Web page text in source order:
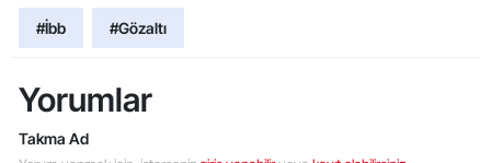
#İbb #Gözaltı
Yorumlar
Takma Ad